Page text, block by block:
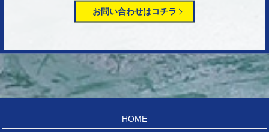
お問い合わせはコチラ
HOME